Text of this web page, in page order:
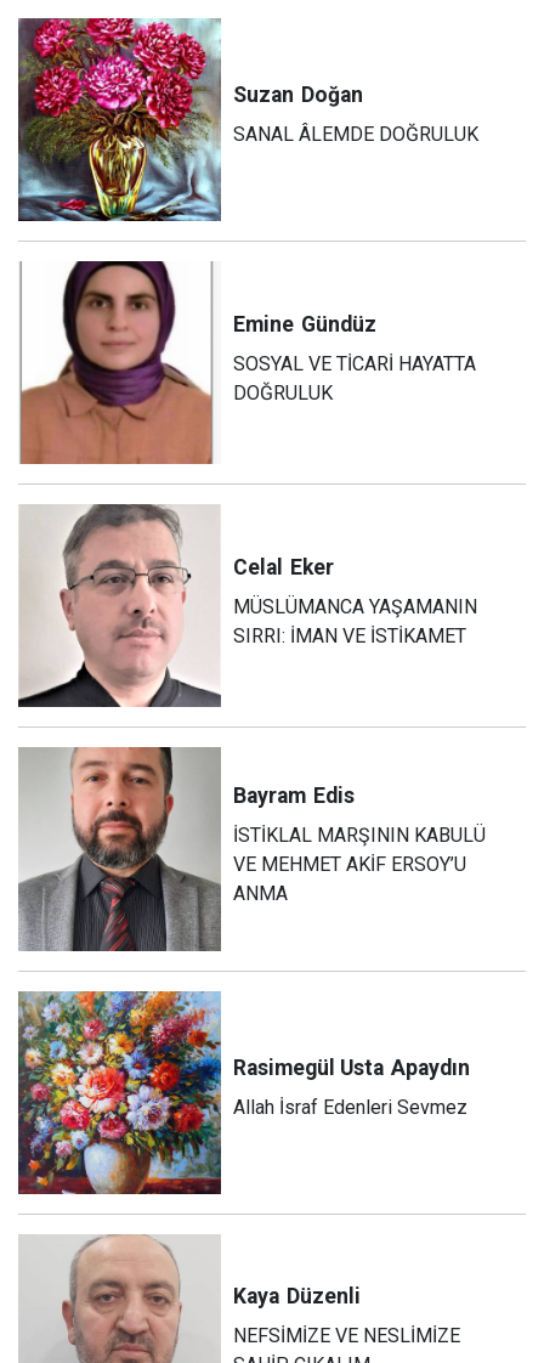
Suzan Doğan
SANAL ÂLEMDE DOĞRULUK
Emine Gündüz
SOSYAL VE TİCARİ HAYATTA
DOĞRULUK
Celal Eker
MÜSLÜMANCA YAŞAMANIN
SIRRI: İMAN VE İSTİKAMET
Bayram Edis
İSTİKLAL MARŞININ KABULÜ
VE MEHMET AKİF ERSOY’U
ANMA
Rasimegül Usta Apaydın
Allah İsraf Edenleri Sevmez
Kaya Düzenli
NEFSİMİZE VE NESLİMİZE